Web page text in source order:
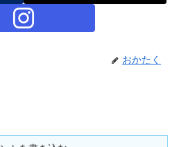
おかたく